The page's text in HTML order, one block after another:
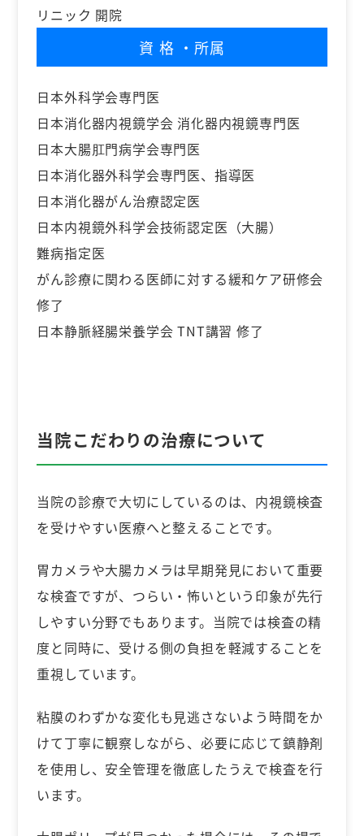
リニック 開院
資格 ・所属
日本外科学会専門医
日本消化器内視鏡学会 消化器内視鏡専門医
日本大腸肛門病学会専門医
日本消化器外科学会専門医、指導医
日本消化器がん治療認定医
日本内視鏡外科学会技術認定医（大腸）
難病指定医
がん診療に関わる医師に対する緩和ケア研修会
修了
日本静脈経腸栄養学会 TNT講習 修了
当院こだわりの治療について
当院の診療で大切にしているのは、内視鏡検査
を受けやすい医療へと整えることです。
胃カメラや大腸カメラは早期発見において重要
な検査ですが、つらい・怖いという印象が先行
しやすい分野でもあります。当院では検査の精
度と同時に、受ける側の負担を軽減することを
重視しています。
粘膜のわずかな変化も見逃さないよう時間をか
けて丁寧に観察しながら、必要に応じて鎮静剤
を使用し、安全管理を徹底したうえで検査を行
います。